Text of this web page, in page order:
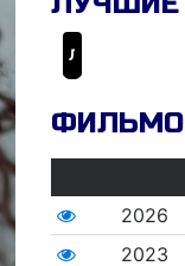
2026
2023